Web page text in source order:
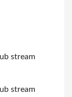
stream
stream